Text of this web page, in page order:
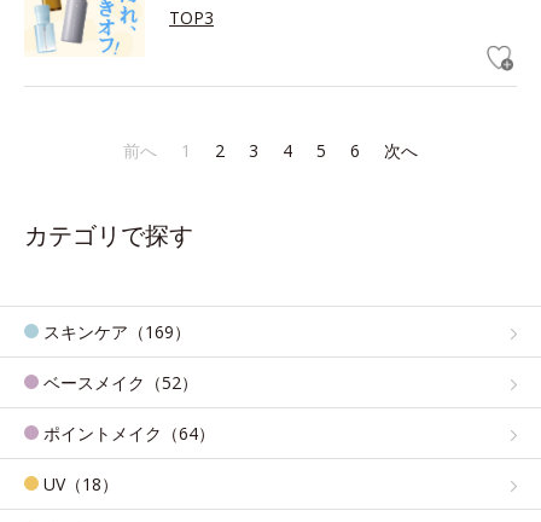
TOP3
前へ 1 2 3 4 5 6 次へ
カテゴリで探す
スキンケア（169）
ベースメイク（52）
ポイントメイク（64）
UV（18）